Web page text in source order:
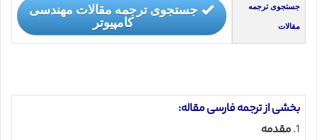
جستجوی ترجمه
مقالات
جستجوی ترجمه مقالات مهندسی
کامپیوتر
بخشی از ترجمه فارسی مقاله:
1. مقدمه